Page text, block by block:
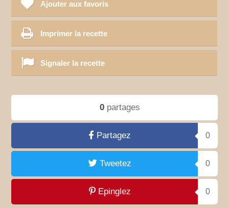
Ajouter aux favoris
Imprimer la recette
Signaler la recette
0partages
Partagez 0
Tweetez 0
Epinglez 0